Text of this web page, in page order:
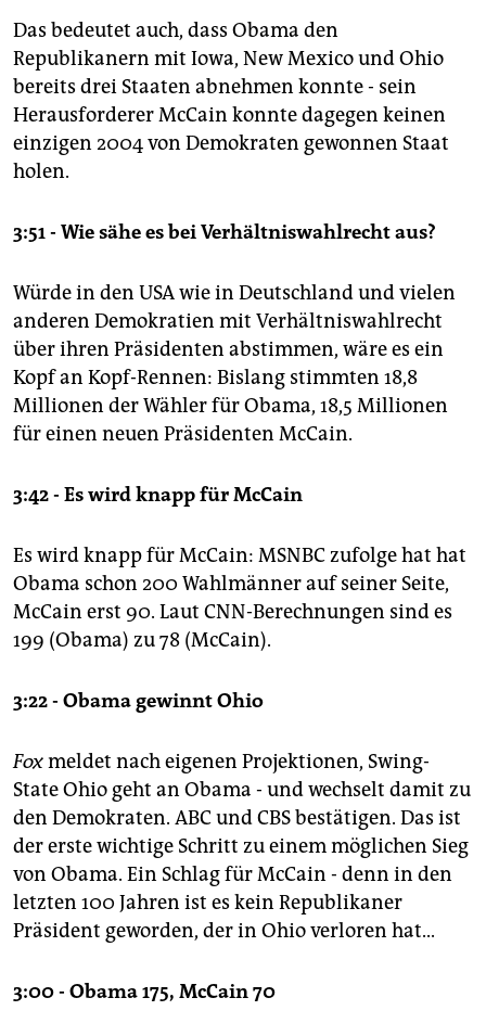
Das bedeutet auch, dass Obama den
Republikanern mit Iowa, New Mexico und Ohio
bereits drei Staaten abnehmen konnte - sein
Herausforderer McCain konnte dagegen keinen
einzigen 2004 von Demokraten gewonnen Staat
holen.
3:51 - Wie sähe es bei Verhältniswahlrecht aus?
Würde in den USA wie in Deutschland und vielen
anderen Demokratien mit Verhältniswahlrecht
über ihren Präsidenten abstimmen, wäre es ein
Kopf an Kopf-Rennen: Bislang stimmten 18,8
Millionen der Wähler für Obama, 18,5 Millionen
für einen neuen Präsidenten McCain.
3:42 - Es wird knapp für McCain
Es wird knapp für McCain: MSNBC zufolge hat hat
Obama schon 200 Wahlmänner auf seiner Seite,
McCain erst 90. Laut CNN-Berechnungen sind es
199 (Obama) zu 78 (McCain).
3:22 - Obama gewinnt Ohio
Foxmeldet nach eigenen Projektionen, Swing-
State Ohio geht an Obama - und wechselt damit zu
den Demokraten. ABC und CBS bestätigen. Das ist
der erste wichtige Schritt zu einem möglichen Sieg
von Obama. Ein Schlag für McCain - denn in den
letzten 100 Jahren ist es kein Republikaner
Präsident geworden, der in Ohio verloren hat...
3:00 - Obama 175, McCain 70